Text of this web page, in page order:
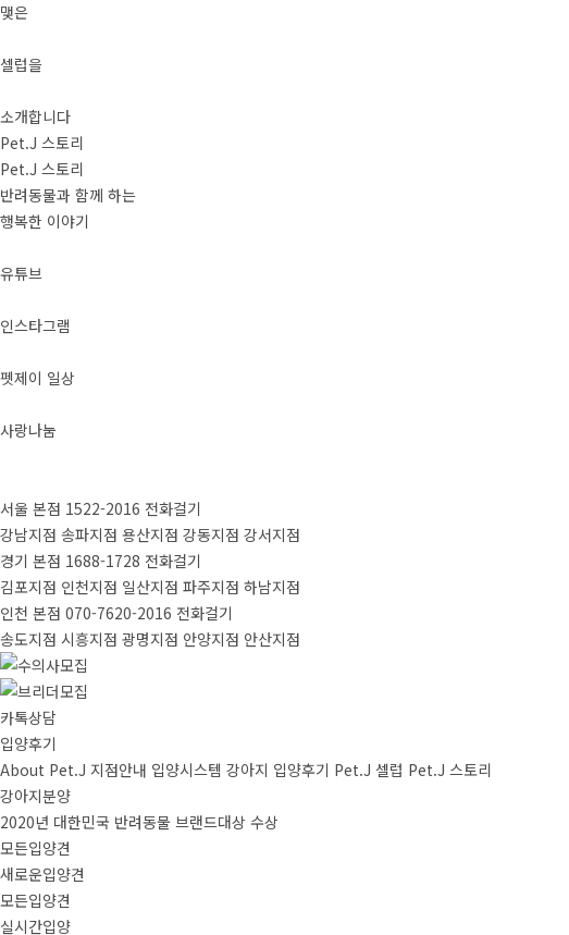
맺은
셀럽을
소개합니다
Pet.J 스토리
Pet.J 스토리
반려동물과 함께 하는
행복한 이야기
유튜브
인스타그램
펫제이 일상
사랑나눔
서울 본점 1522-2016 전화걸기
강남지점 송파지점 용산지점 강동지점 강서지점
경기 본점 1688-1728 전화걸기
김포지점 인천지점 일산지점 파주지점 하남지점
인천 본점 070-7620-2016 전화걸기
송도지점 시흥지점 광명지점 안양지점 안산지점
카톡상담
입양후기
About Pet.J 지점안내 입양시스템 강아지 입양후기 Pet.J 셀럽 Pet.J 스토리
강아지분양
2020년 대한민국 반려동물 브랜드대상 수상
모든입양견
새로운입양견
모든입양견
실시간입양